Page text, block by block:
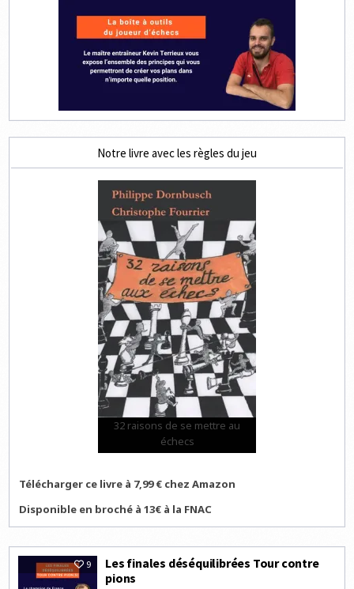
Notre livre avec les règles du jeu
32 raisons de se mettre au
échecs
Télécharger ce livre à 7,99 € chez Amazon
Disponible en broché à 13€ à la FNAC
9
Les finales déséquilibrées Tour contre
pions